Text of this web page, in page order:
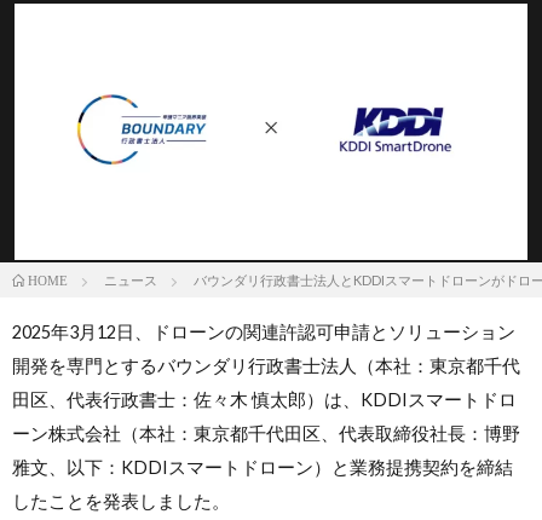
HOME ニュース バウンダリ行政書士法人とKDDIスマートドローンがドロ
2025年3月12日、ドローンの関連許認可申請とソリューション
開発を専門とするバウンダリ行政書士法人（本社：東京都千代
田区、代表行政書士：佐々木 慎太郎）は、KDDIスマートドロ
ーン株式会社（本社：東京都千代田区、代表取締役社長：博野
雅文、以下：KDDIスマートドローン）と業務提携契約を締結
したことを発表しました。